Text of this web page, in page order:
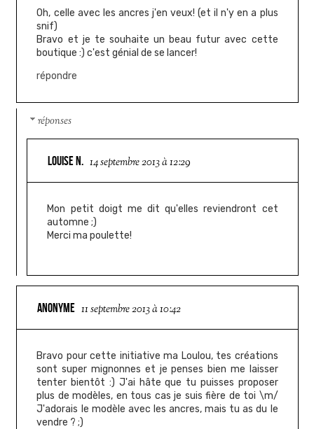
Oh, celle avec les ancres j'en veux! (et il n'y en a plus
snif)
Bravo et je te souhaite un beau futur avec cette
boutique :) c'est génial de se lancer!
répondre
réponses
LOUISE N. 14 septembre 2013 à 12:29
Mon petit doigt me dit qu'elles reviendront cet
automne ;)
Merci ma poulette!
ANONYME 11 septembre 2013 à 10:42
Bravo pour cette initiative ma Loulou, tes créations
sont super mignonnes et je penses bien me laisser
tenter bientôt :) J'ai hâte que tu puisses proposer
plus de modèles, en tous cas je suis fière de toi \m/
J'adorais le modèle avec les ancres, mais tu as du le
vendre ? ;)